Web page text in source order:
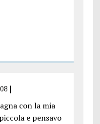
con la mia
e pensavo